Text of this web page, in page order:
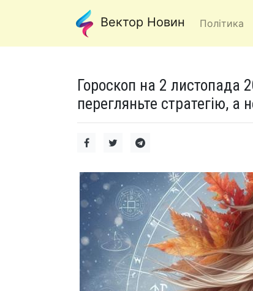
Вектор Новин Політика
Гороскоп на 2 листопада
перегляньте стратегію, а